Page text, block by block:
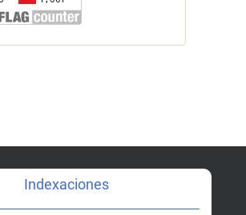
Indexaciones